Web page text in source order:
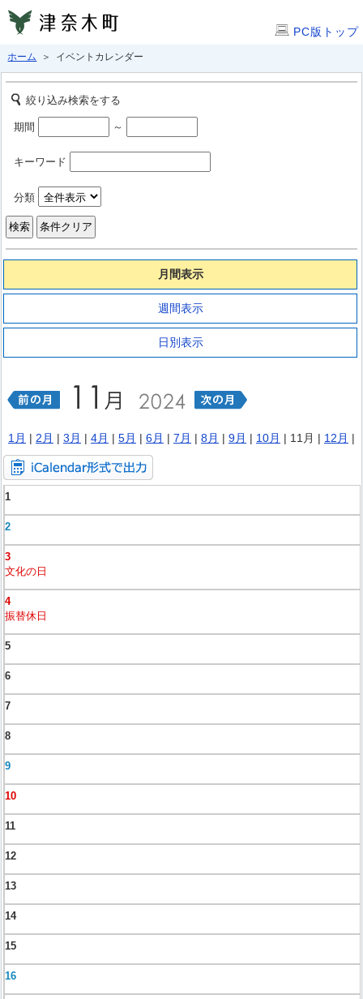
PC版トップ
ホーム ＞ イベントカレンダー
絞り込み検索をする
期間 ～
キーワード
分類
月間表示
週間表示
日別表示
1月 | 2月 | 3月 | 4月 | 5月 | 6月 | 7月 | 8月 | 9月 | 10月 | 11月 | 12月 |
1
2
3
文化の日
4
振替休日
5
6
7
8
9
10
11
12
13
14
15
16